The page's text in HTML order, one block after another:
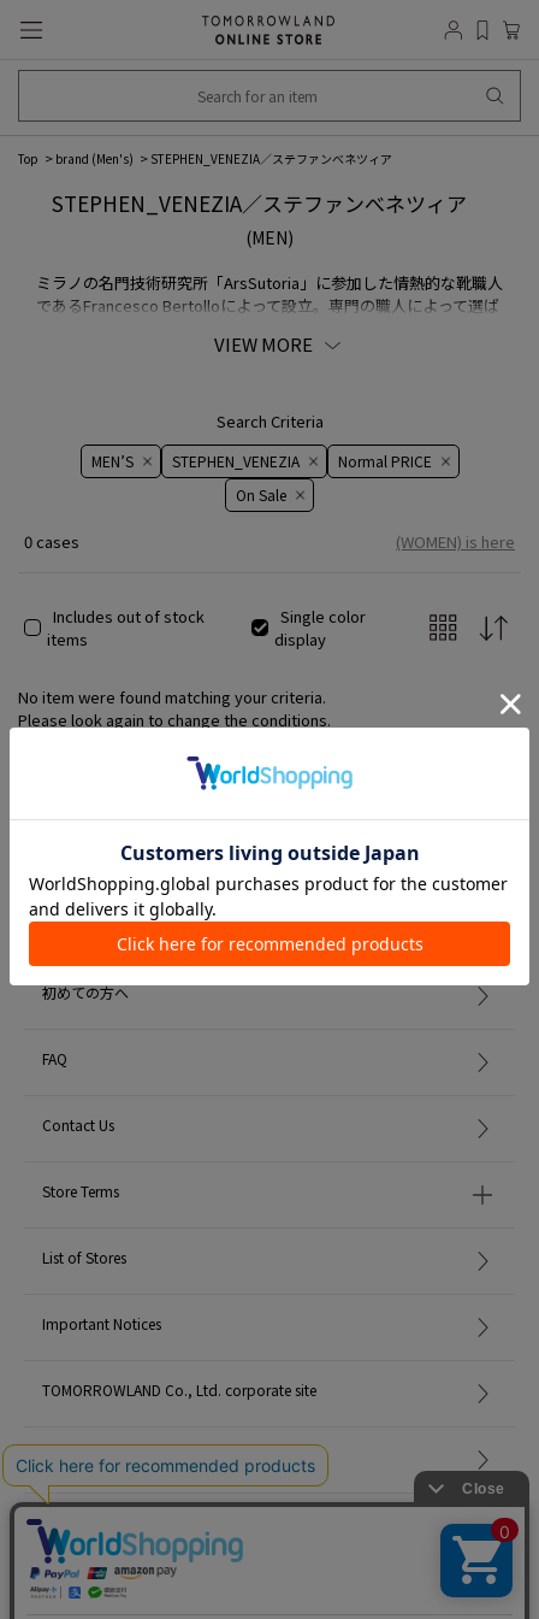
Top brand (Men's) STEPHEN_VENEZIA／ステファンべネツィア
STEPHEN_VENEZIA／ステファンべネツィア
(MEN)
ミラノの名門技術研究所「ArsSutoria」に参加した情熱的な靴職人
であるFrancesco Bertolloによって設立。専門の職人によって選ば
のファクトリーで設計と開発がなされています。
VIEW MORE
Search Criteria
MEN’S STEPHEN_VENEZIA
Normal PRICE
On ​​Sale​​
0 cases (WOMEN) is here
Includes out of stock
items
Single color
display
No item were found matching your criteria.
Please look again to change the conditions.
Member Services
初めての方へ
FAQ
Contact Us
Store Terms
List of Stores
Important Notices
TOMORROWLAND Co., Ltd. corporate site
Careers
Site Map